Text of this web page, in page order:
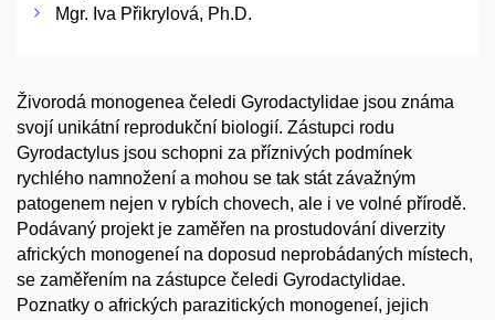
Mgr. Iva Přikrylová, Ph.D.
Živorodá monogenea čeledi Gyrodactylidae jsou známa
svojí unikátní reprodukční biologií. Zástupci rodu
Gyrodactylus jsou schopni za příznivých podmínek
rychlého namnožení a mohou se tak stát závažným
patogenem nejen v rybích chovech, ale i ve volné přírodě.
Podávaný projekt je zaměřen na prostudování diverzity
afrických monogeneí na doposud neprobádaných místech,
se zaměřením na zástupce čeledi Gyrodactylidae.
Poznatky o afrických parazitických monogeneí, jejich